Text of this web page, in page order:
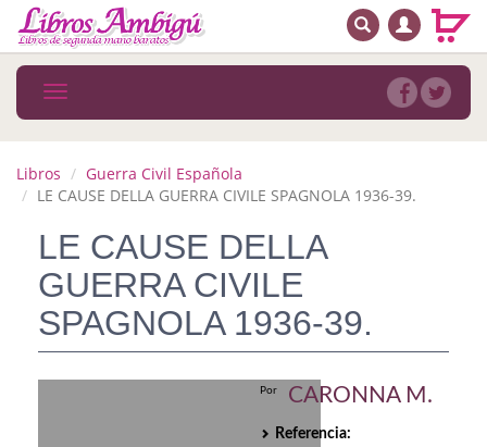
MENÚ PRINCIPAL
Novedades
Arte
Autoayuda. Conocimiento personal
BUSCAR
Toggle
navigation
Libros
Guerra Civil Española
LE CAUSE DELLA GUERRA CIVILE SPAGNOLA 1936-39.
LE CAUSE DELLA
GUERRA CIVILE
SPAGNOLA 1936-39.
Por CARONNA M.
Referencia: